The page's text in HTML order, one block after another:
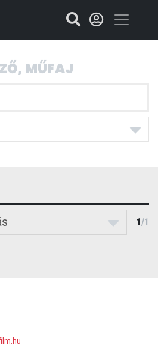
1/1